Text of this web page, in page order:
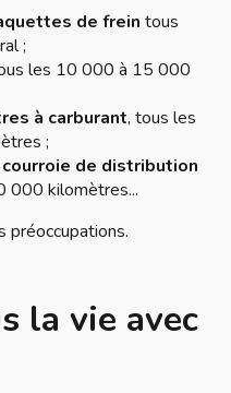
de frein tous
;
les 10 000 à 15 000
à carburant, tous les
;
courroie de distribution
kilomètres...
préoccupations.
la vie avec